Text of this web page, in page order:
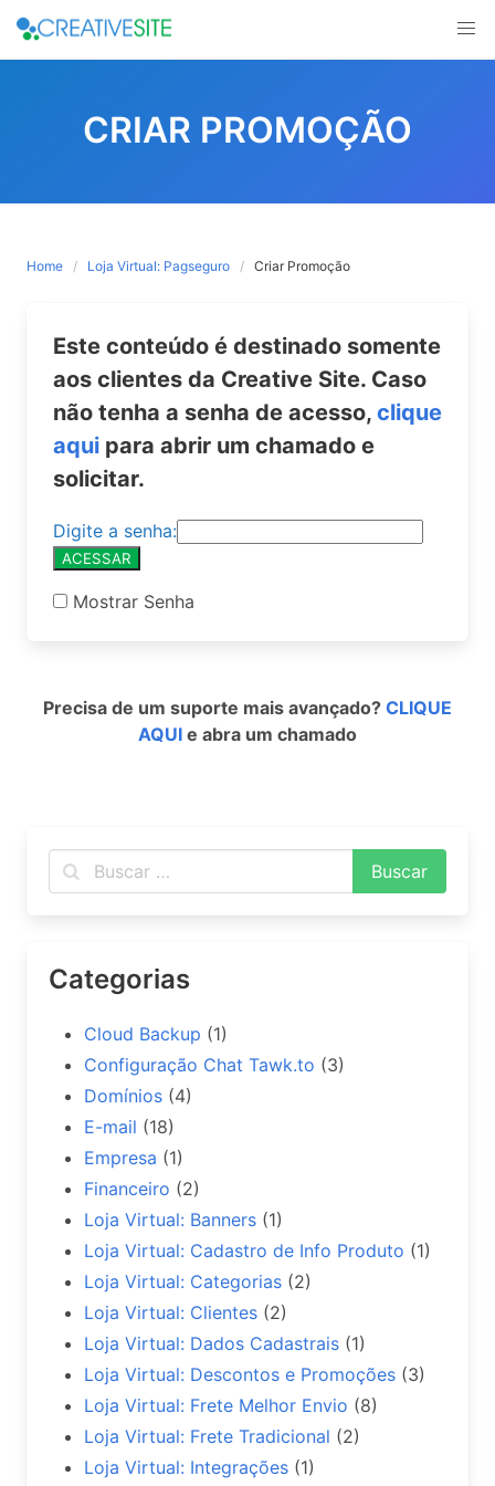
CRIAR PROMOÇÃO
Home Loja Virtual: Pagseguro Criar Promoção
Este conteúdo é destinado somente
aos clientes da Creative Site. Caso
não tenha a senha de acesso, clique
aqui para abrir um chamado e
solicitar.
Digite a senha:
Mostrar Senha
Precisa de um suporte mais avançado? CLIQUE
AQUI e abra um chamado
Categorias
Cloud Backup (1)
Configuração Chat Tawk.to (3)
Domínios (4)
E-mail (18)
Empresa (1)
Financeiro (2)
Loja Virtual: Banners (1)
Loja Virtual: Cadastro de Info Produto (1)
Loja Virtual: Categorias (2)
Loja Virtual: Clientes (2)
Loja Virtual: Dados Cadastrais (1)
Loja Virtual: Descontos e Promoções (3)
Loja Virtual: Frete Melhor Envio (8)
Loja Virtual: Frete Tradicional (2)
Loja Virtual: Integrações (1)